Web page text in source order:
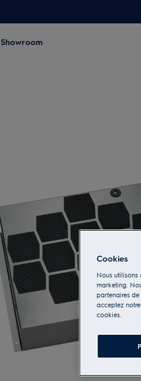
Showroom
Cookies
Nous utilisons
marketing.
partenaires
acceptez
cookies.